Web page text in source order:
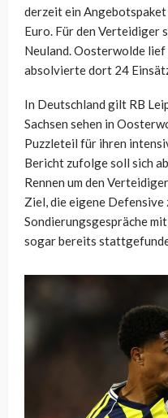
derzeit ein
Euro. Für den Verteidiger
Neuland. Oosterwolde lief
absolvierte dort 24
In Deutschland gilt RB
Sachsen sehen in
Puzzleteil für ihren
Bericht zufolge soll sich
Rennen um den
Ziel, die eigene
Sondierungsgespräche
sogar bereits